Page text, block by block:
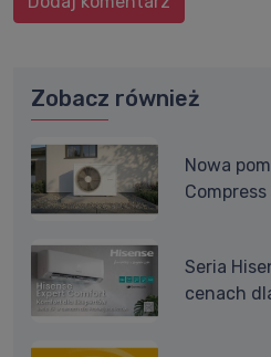
Zobacz również
Nowa
Seria
cenach